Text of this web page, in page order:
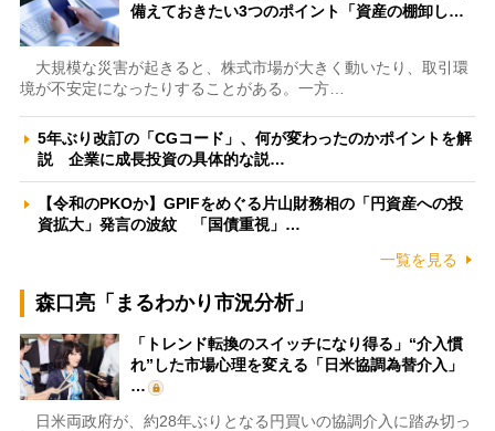
備えておきたい3つのポイント「資産の棚卸し…
大規模な災害が起きると、株式市場が大きく動いたり、取引環
境が不安定になったりすることがある。一方…
5年ぶり改訂の「CGコード」、何が変わったのかポイントを解
説 企業に成長投資の具体的な説…
【令和のPKOか】GPIFをめぐる片山財務相の「円資産への投
資拡大」発言の波紋 「国債重視」…
一覧を見る
森口亮「まるわかり市況分析」
「トレンド転換のスイッチになり得る」“介入慣
れ”した市場心理を変える「日米協調為替介入」
…
日米両政府が、約28年ぶりとなる円買いの協調介入に踏み切っ